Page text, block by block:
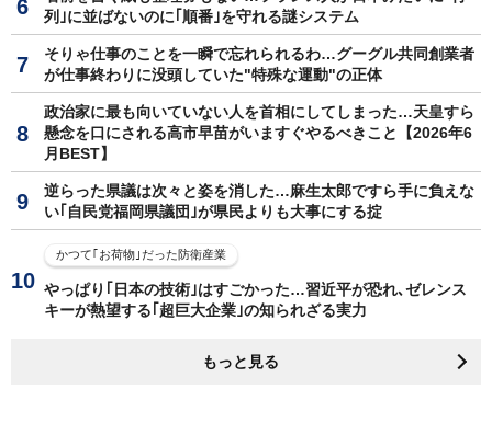
列｣に並ばないのに｢順番｣を守れる謎システム
そりゃ仕事のことを一瞬で忘れられるわ…グーグル共同創業者
が仕事終わりに没頭していた"特殊な運動"の正体
政治家に最も向いていない人を首相にしてしまった…天皇すら
懸念を口にされる高市早苗がいますぐやるべきこと【2026年6
月BEST】
逆らった県議は次々と姿を消した…麻生太郎ですら手に負えな
い｢自民党福岡県議団｣が県民よりも大事にする掟
かつて｢お荷物｣だった防衛産業
やっぱり｢日本の技術｣はすごかった…習近平が恐れ､ゼレンス
キーが熱望する｢超巨大企業｣の知られざる実力
もっと見る